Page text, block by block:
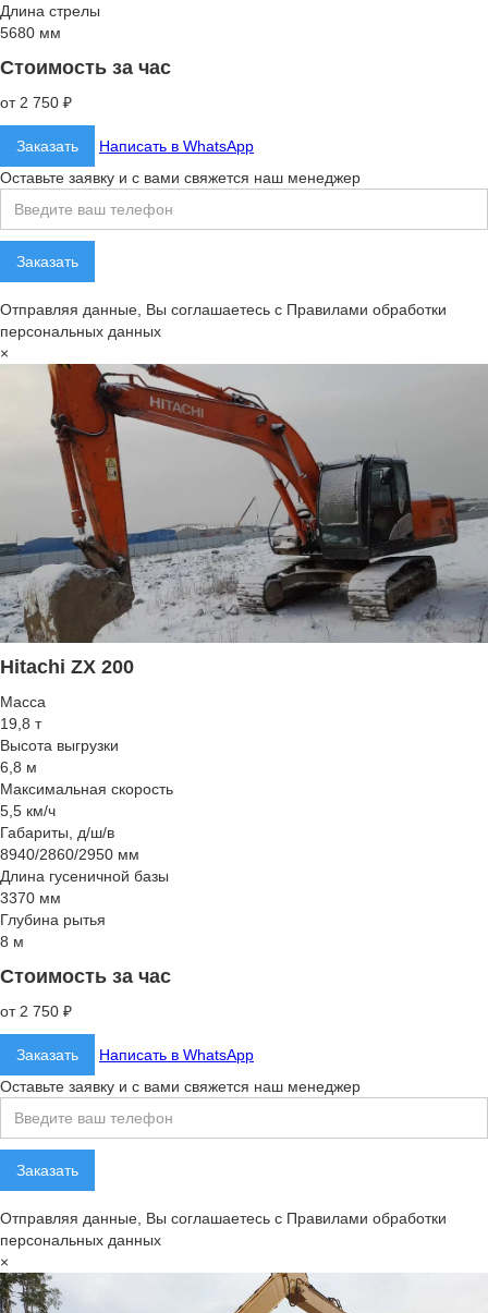
Длина стрелы
5680 мм
Стоимость за час
от 2 750 ₽
Заказать
Написать в WhatsApp
Оставьте заявку и с вами свяжется наш менеджер
Отправляя данные, Вы соглашаетесь с Правилами обработки
персональных данных
×
Hitachi ZX 200
Масса
19,8 т
Высота выгрузки
6,8 м
Максимальная скорость
5,5 км/ч
Габариты, д/ш/в
8940/2860/2950 мм
Длина гусеничной базы
3370 мм
Глубина рытья
8 м
Стоимость за час
от 2 750 ₽
Заказать
Написать в WhatsApp
Оставьте заявку и с вами свяжется наш менеджер
Отправляя данные, Вы соглашаетесь с Правилами обработки
персональных данных
×